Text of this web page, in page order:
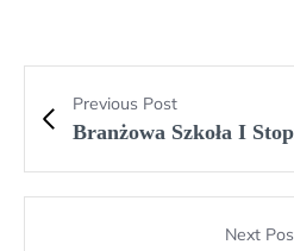
Previous Post
Branżowa Szkoła I
Next